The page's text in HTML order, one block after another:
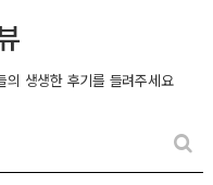
의 생생한 후기를 들려주세요